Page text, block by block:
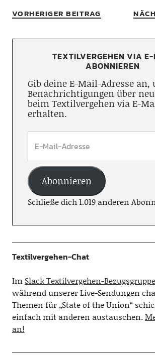
VORHERIGER BEITRAG
TEXTILVERGEHEN VIA
ABONNIEREN
Gib deine E-Mail-Adresse an,
Benachrichtigungen über
beim Textilvergehen via E-
erhalten.
Abonnieren
Schließe dich 1.019 anderen
Textilvergehen-Chat
Im Slack Textilvergehen-Bezugsgruppe
während unserer Live-Sendungen
Themen für „State of the Union“
einfach mit anderen austauschen.
an!